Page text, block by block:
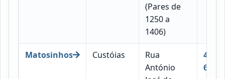
(Pares de
1250 a
1406)
Matosinhos Custóias
Rua
António
4460-
673